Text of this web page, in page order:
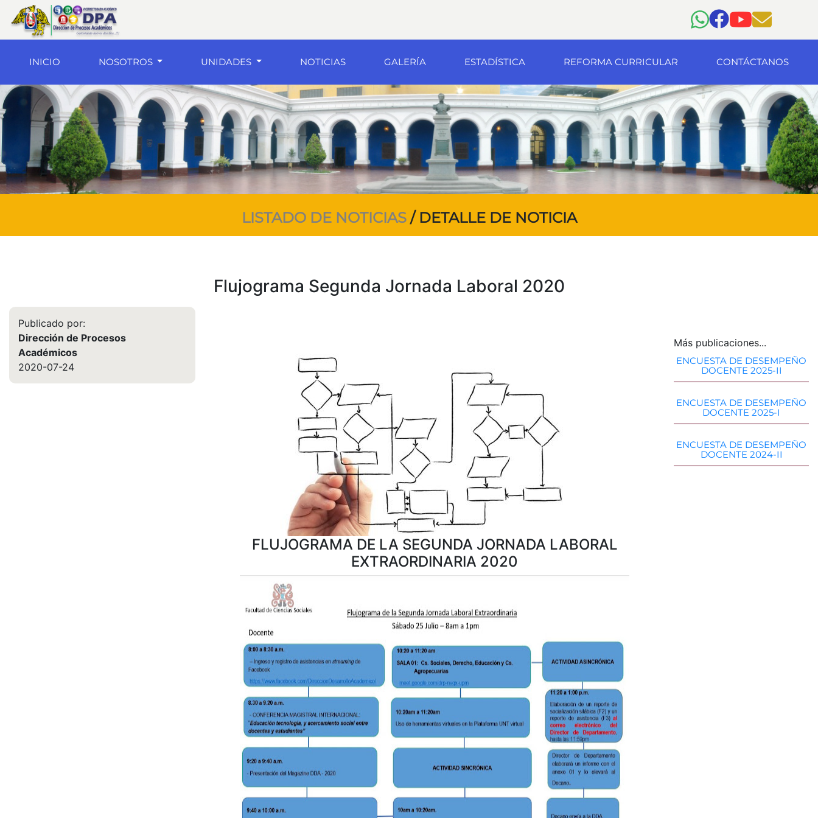
INICIO(current) NOSOTROS UNIDADES NOTICIAS GALERÍA ESTADÍSTICA REFORMA CURRICULAR CONTÁCTANOS
LISTADO DE NOTICIAS / DETALLE DE NOTICIA
Publicado por:
Dirección de Procesos
Académicos
2020-07-24
Flujograma Segunda Jornada Laboral 2020
FLUJOGRAMA DE LA SEGUNDA JORNADA LABORAL
EXTRAORDINARIA 2020
Más publicaciones...
ENCUESTA DE DESEMPEÑO
DOCENTE 2025-II
ENCUESTA DE DESEMPEÑO
DOCENTE 2025-I
ENCUESTA DE DESEMPEÑO
DOCENTE 2024-II